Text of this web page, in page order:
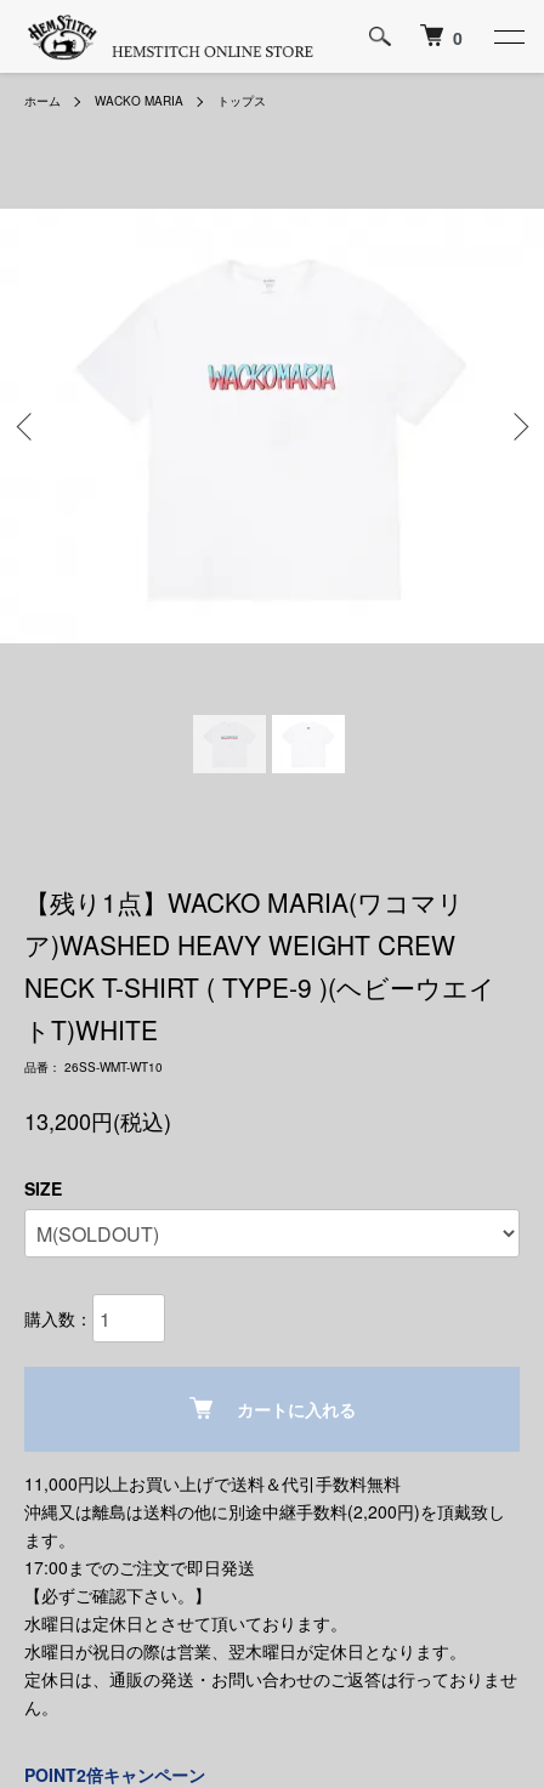
0
ホーム WACKO MARIA トップス
【残り1点】WACKO MARIA(ワコマリ
ア)WASHED HEAVY WEIGHT CREW
NECK T-SHIRT ( TYPE-9 )(ヘビーウエイ
トT)WHITE
品番： 26SS-WMT-WT10
13,200円(税込)
SIZE
購入数：
カートに入れる
11,000円以上お買い上げで送料＆代引手数料無料
沖縄又は離島は送料の他に別途中継手数料(2,200円)を頂戴致し
ます。
17:00までのご注文で即日発送
【必ずご確認下さい。】
水曜日は定休日とさせて頂いております。
水曜日が祝日の際は営業、翌木曜日が定休日となります。
定休日は、通販の発送・お問い合わせのご返答は行っておりませ
ん。
POINT2倍キャンペーン